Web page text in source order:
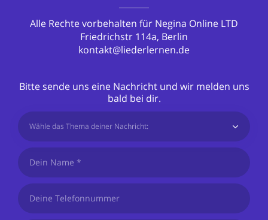
Bitte sende uns eine Nachricht und wir melden uns
bald bei dir.
Wähle das Thema deiner Nachricht:
Alle Rechte vorbehalten für Negina Online LTD
Friedrichstr 114a, Berlin
kontakt@liederlernen.de